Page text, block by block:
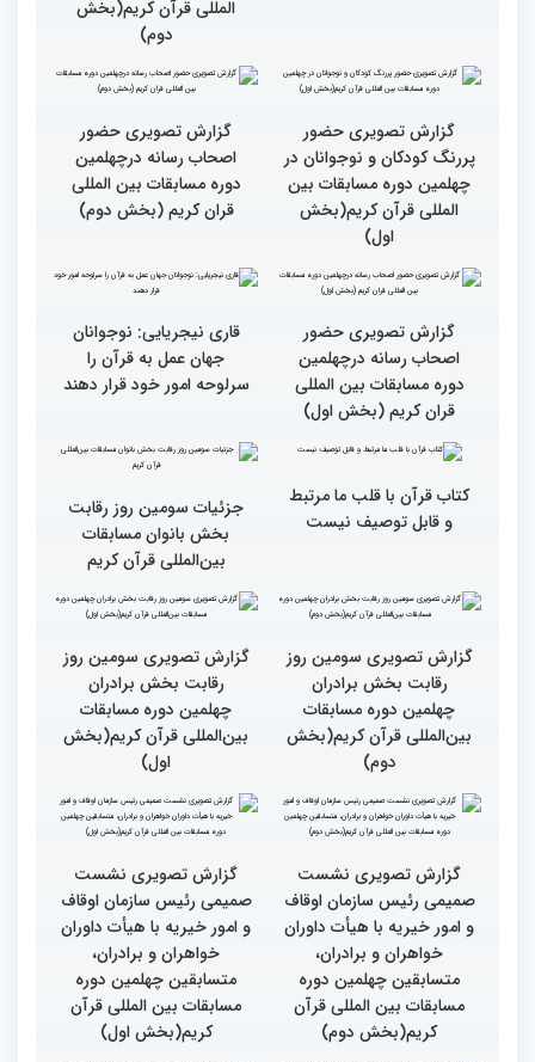
جزئیات چهارمین روز رقابت
بخش برادران مسابقات
بین‌المللی قرآن کریم
گزارش تصویری حضور
پررنگ کودکان و نوجوانان در
چهلمین دوره مسابقات بین
المللی قرآن کریم(بخش
گزارش تصویری حضور
پررنگ کودکان و نوجوانان در
چهلمین دوره مسابقات بین
المللی قرآن کریم(بخش
اول)
گزارش تصویری حضور
اصحاب رسانه درچهلمین
دوره مسابقات بین المللی
گزارش تصویری حضور
دوره مسابقات بین المللی
قران کریم (بخش اول)
قاری نیجریایی: نوجوانان
جهان عمل به قرآن را
سرلوحه امور خود قرار دهند
کتاب قرآن با قلب ما مرتبط
و قابل توصیف نیست
جزئیات سومین روز رقابت
بخش بانوان مسابقات
بین‌المللی قرآن کریم
گزارش تصویری سومین روز
رقابت بخش برادران
چهلمین دوره مسابقات
بین‌المللی قرآن کریم(بخش
دوم)
گزارش تصویری سومین روز
رقابت بخش برادران
چهلمین دوره مسابقات
بین‌المللی قرآن کریم(بخش
اول)